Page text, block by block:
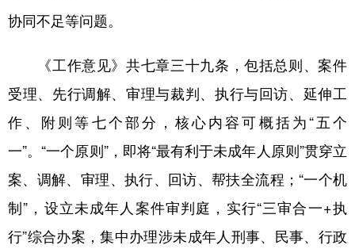
协同不足等问题。
《工作意见》共七章三十九条，包括总则、案件
受理、先行调解、审理与裁判、执行与回访、延伸工
作、附则等七个部分，核心内容可概括为“五个
一”。“一个原则”，即将“最有利于未成年人原则”贯穿立
案、调解、审理、执行、回访、帮扶全流程；“一个机
制”，设立未成年人案件审判庭，实行“三审合一+执
行”综合办案，集中办理涉未成年人刑事、民事、行政